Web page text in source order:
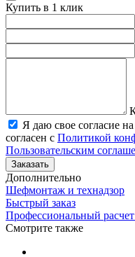
Купить в 1 клик
Я даю свое согласие
согласен с Политикой
Пользовательским
Заказать
Дополнительно
Шефмонтаж и технадзор
Быстрый заказ
Профессиональный
Смотрите также